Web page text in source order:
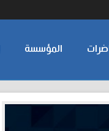
المؤسسة